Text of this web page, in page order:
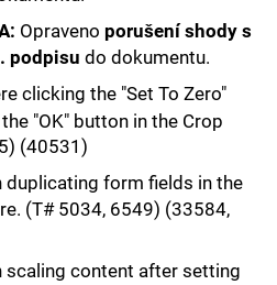
Opraveno porušení shody s
podpisu do dokumentu.
clicking the "Set To Zero"
"OK" button in the Crop
(40531)
duplicating form fields in the
(T# 5034, 6549) (33584,
scaling content after setting